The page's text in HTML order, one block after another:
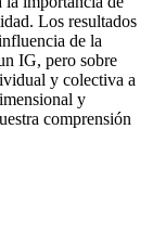
Los resultados
de la
IG, pero sobre
y colectiva a
y
comprensión